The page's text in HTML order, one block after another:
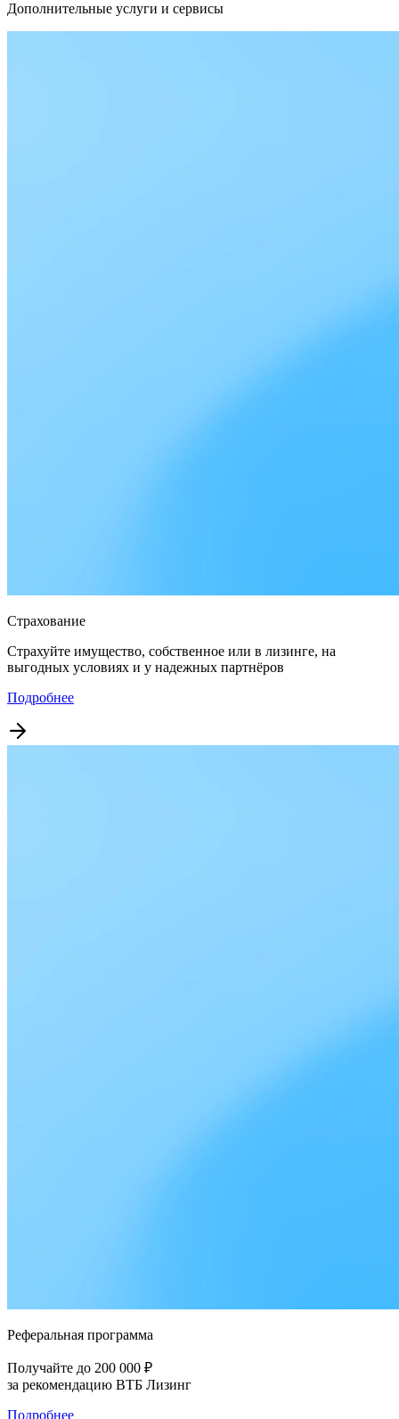
Дополнительные услуги и сервисы
Страхование
Страхуйте имущество, собственное или в лизинге, на
выгодных условиях и у надежных партнёров
Подробнее
Реферальная программа
Получайте до 200 000 ₽
за рекомендацию ВТБ Лизинг
Подробнее